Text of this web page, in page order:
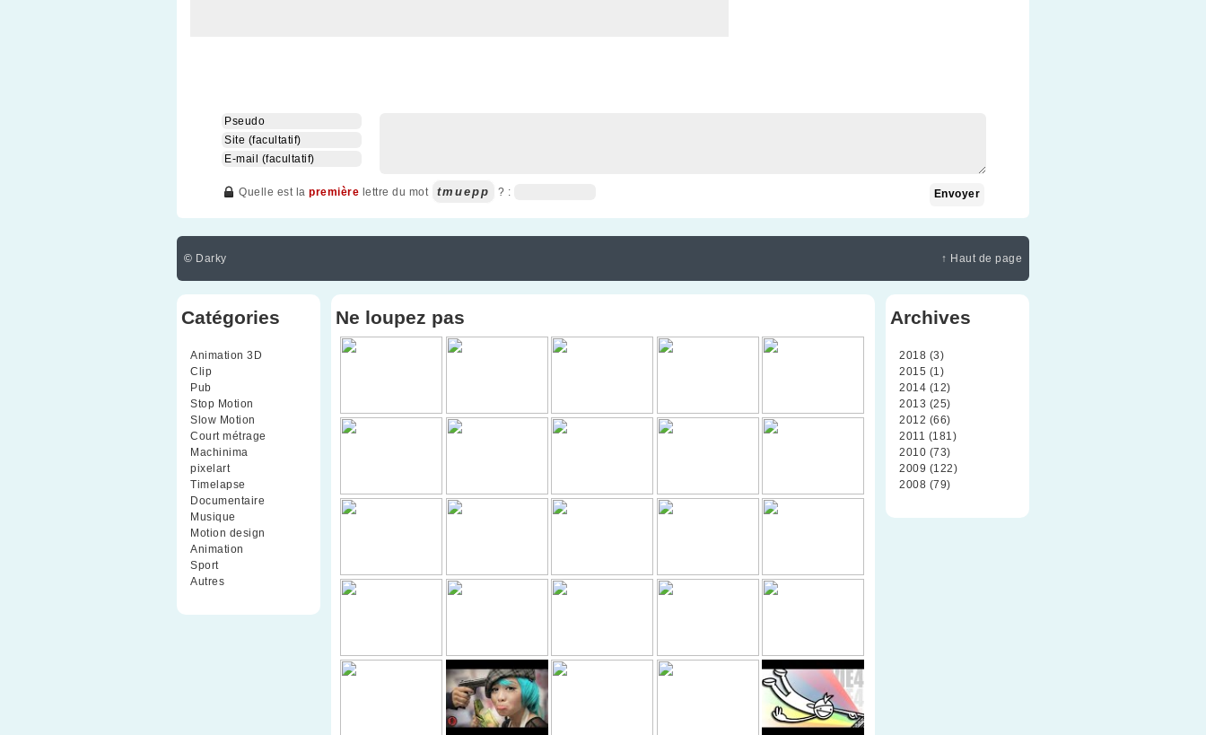
Quelle est la première lettre du mot tmuepp ? :
© Darky ↑ Haut de page
Catégories
Animation 3D
Clip
Pub
Stop Motion
Slow Motion
Court métrage
Machinima
pixelart(10)
Timelapse
Documentaire
Musique
Motion design
Animation
Sport(2)
Autres
Ne loupez pas Archives
2018 (3)
2015 (1)
2014 (12)
2013 (25)
2012 (66)
2011 (181)
2010 (73)
2009 (122)
2008 (79)